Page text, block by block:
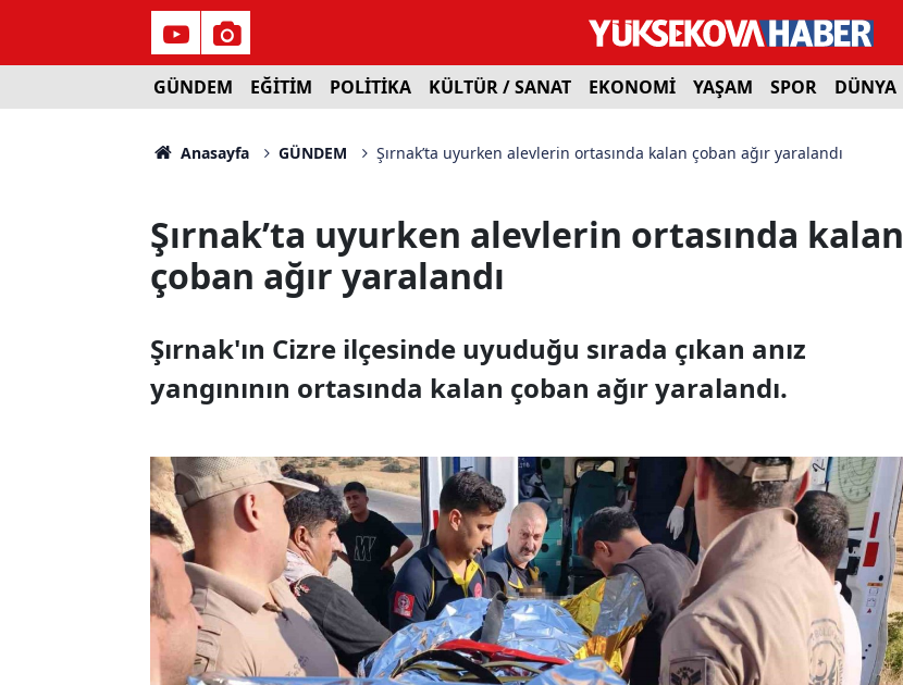
GÜNDEM EĞİTİM POLİTİKA KÜLTÜR / SANAT EKONOMİ YAŞAM SPOR DÜNYA
Anasayfa GÜNDEM Şırnak’ta uyurken alevlerin ortasında kalan çoban ağır yaralandı
Şırnak’ta uyurken alevlerin ortasında kalan
çoban ağır yaralandı
Şırnak'ın Cizre ilçesinde uyuduğu sırada çıkan anız
yangınının ortasında kalan çoban ağır yaralandı.